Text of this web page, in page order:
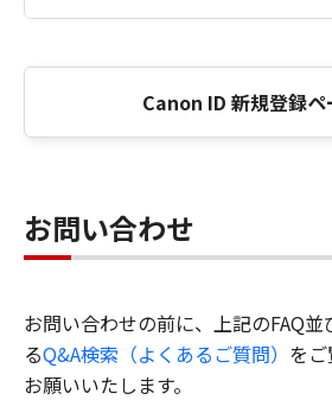
Canon ID 新規登録ペ
お問い合わせ
お問い合わせの前に、上記のFAQ
るQ&A検索（よくあるご質問） を
お願いいたします。